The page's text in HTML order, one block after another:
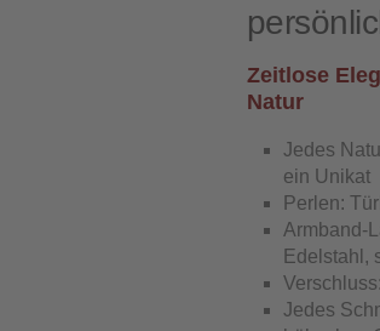
Zeitlose
Natur
Jedes
ein Unikat
Perlen:
Armband-
Edelstahl,
Jedes